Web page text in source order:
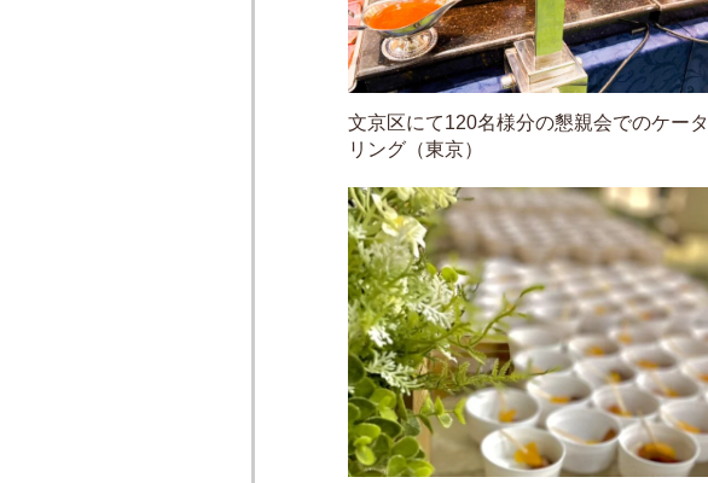
文京区にて120名様分の懇親会でのケータ
リング（東京）